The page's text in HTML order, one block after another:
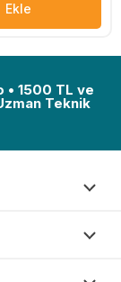
Ekle
• 1500 TL ve
Teknik